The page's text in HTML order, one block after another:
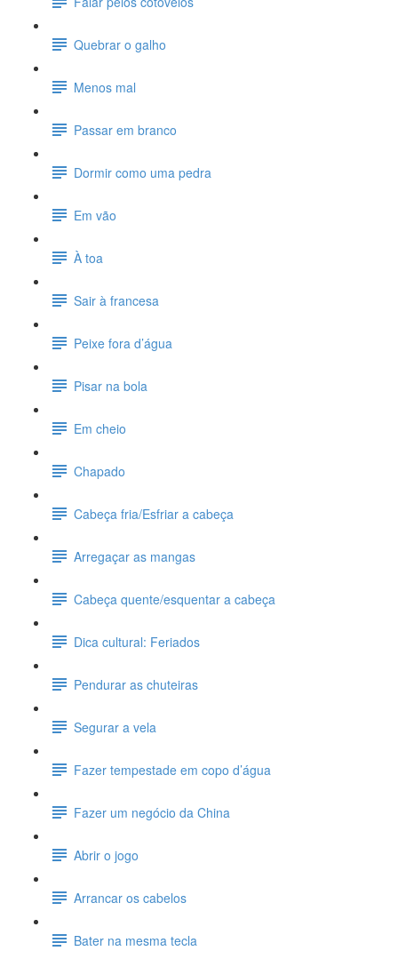
Quebrar o galho
Menos mal
Passar em branco
Dormir como uma pedra
Em vão
À toa
Sair à francesa
Peixe fora d’água
Pisar na bola
Em cheio
Chapado
Cabeça fria/Esfriar a cabeça
Arregaçar as mangas
Cabeça quente/esquentar a cabeça
Dica cultural: Feriados
Pendurar as chuteiras
Segurar a vela
Fazer tempestade em copo d’água
Fazer um negócio da China
Abrir o jogo
Arrancar os cabelos
Bater na mesma tecla